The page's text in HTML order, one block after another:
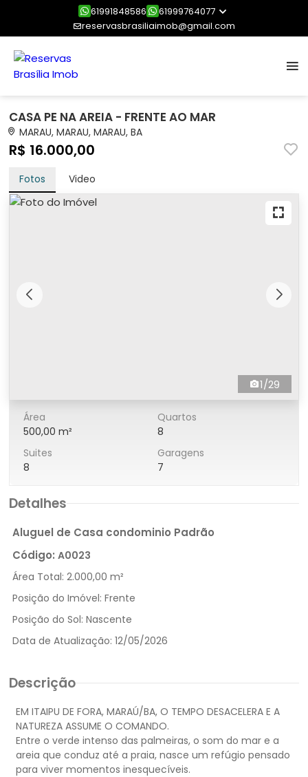
61991848586
61999764077
reservasbrasiliaimob@gmail.com
CASA PE NA AREIA - FRENTE AO MAR
MARAU, MARAU, MARAU, BA
R$ 16.000,00
Fotos Video
1/29
Área
500,00 m²
Quartos
8
Suites
8
Garagens
7
Detalhes
Aluguel de Casa condominio Padrão
Código: A0023
Área Total: 2.000,00 m²
Posição do Imóvel: Frente
Posição do Sol: Nascente
Data de Atualização: 12/05/2026
Descrição
EM ITAIPU DE FORA, MARAÚ/BA, O TEMPO DESACELERA E A
NATUREZA ASSUME O COMANDO.
Entre o verde intenso das palmeiras, o som do mar e a
areia que conduz até a praia, nasce um refúgio pensado
para viver momentos inesquecíveis.